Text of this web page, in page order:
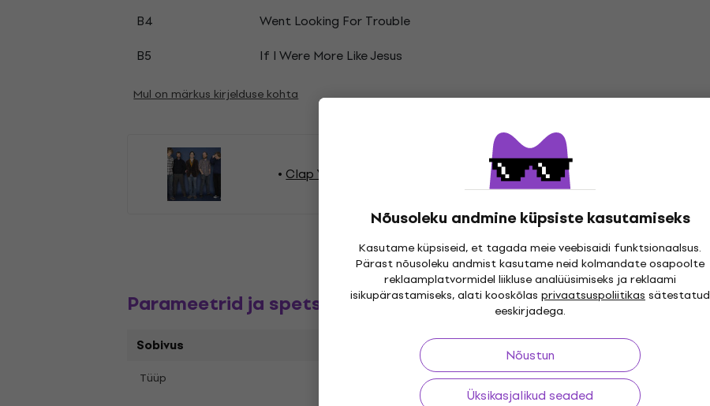
Nõusoleku andmine küpsiste kasutamiseks
Kasutame küpsiseid, et tagada meie veebisaidi funktsionaalsus.
Pärast nõusoleku andmist kasutame neid kolmandate osapoolte
reklaamplatvormidel liikluse analüüsimiseks ja reklaami
isikupärastamiseks, alati kooskõlas privaatsuspoliitikassätestatud
eeskirjadega.
Nõustun
Üksikasjalikud seaded
B4
Went Looking For Trouble
B5
If I Were More Like Jesus
Mul on märkus kirjelduse kohta
Clap Your Hands Say Yeah Vinüülplaadid
Parameetrid ja spetsifikatsioonid
Sobivus
Tüüp